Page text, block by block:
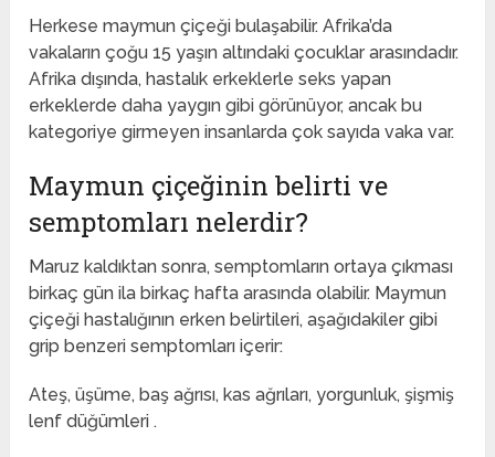
Herkese maymun çiçeği bulaşabilir. Afrika’da
vakaların çoğu 15 yaşın altındaki çocuklar arasındadır.
Afrika dışında, hastalık erkeklerle seks yapan
erkeklerde daha yaygın gibi görünüyor, ancak bu
kategoriye girmeyen insanlarda çok sayıda vaka var.
Maymun çiçeğinin belirti ve
semptomları nelerdir?
Maruz kaldıktan sonra, semptomların ortaya çıkması
birkaç gün ila birkaç hafta arasında olabilir. Maymun
çiçeği hastalığının erken belirtileri, aşağıdakiler gibi
grip benzeri semptomları içerir:
Ateş, üşüme, baş ağrısı, kas ağrıları, yorgunluk, şişmiş
lenf düğümleri .